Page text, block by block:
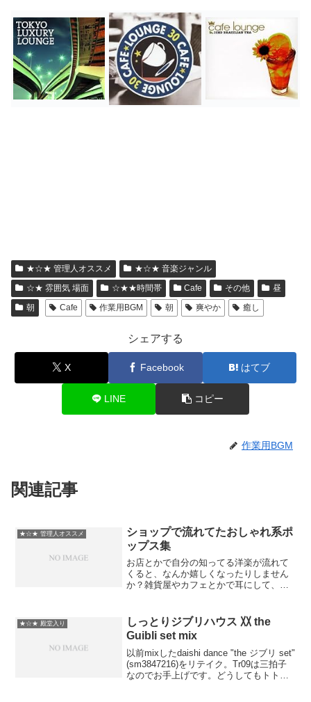
★☆★ 管理人オススメ
★☆★ 音楽ジャンル
☆★ 雰囲気 場面
☆★★時間帯 Cafe その他
昼
朝
Cafe 作業用BGM 朝 爽やか 癒し
シェアする
X Facebook はてブ
LINE コピー
作業用BGM
関連記事
★☆★ 管理人オススメ
ショップで流れてたおしゃれ系ポ
ップス集
お店とかで自分の知ってる洋楽が流れて
くると、なんか嬉しくなったりしません
か？雑貨屋やカフェとかで耳にして、思
すくて気取り過ぎない感じがテーマで
す。 1: Cloudbe...
★☆★ 殿堂入り
しっとりジブリハウス 〷 the
Guibli set mix
以前mixしたdaishi dance "the ジブリ set"
(sm3847216)をリテイク。Tr09は三拍子
なのでお手上げです。どうしてもトトロ